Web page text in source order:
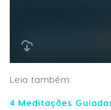
Leia também:
4 Meditações